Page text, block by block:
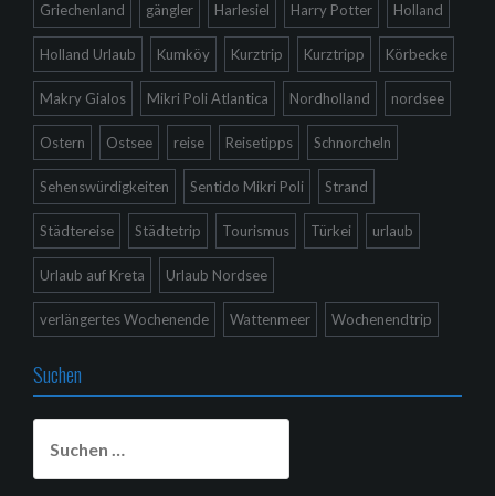
Griechenland gängler Harlesiel Harry Potter Holland
Holland Urlaub Kumköy Kurztrip Kurztripp Körbecke
Makry Gialos Mikri Poli Atlantica Nordholland nordsee
Ostern Ostsee reise Reisetipps Schnorcheln
Sehenswürdigkeiten Sentido Mikri Poli Strand
Städtereise Städtetrip Tourismus Türkei urlaub
Urlaub auf Kreta Urlaub Nordsee
verlängertes Wochenende Wattenmeer Wochenendtrip
Suchen
nach: